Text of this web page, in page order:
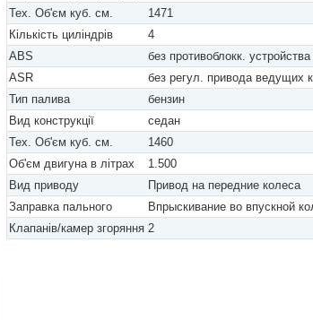
Тех. Об'єм куб. см.
1471
Кількість циліндрів
4
ABS
без противоблокк.
ASR
без регул. привода ведущих
Тип палива
бензин
Вид конструкції
седан
Тех. Об'єм куб. см.
1460
Об'єм двигуна в літрах
1.500
Вид приводу
Привод на передние колеса
Заправка пального
Впрыскивание во впускной
Клапанів/камер згоряння 2